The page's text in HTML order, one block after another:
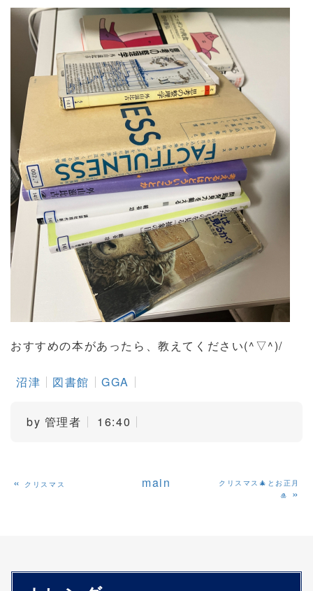
おすすめの本があったら、教えてください(^▽^)/
沼津 図書館 GGA
by 管理者 16:40
« クリスマス main
クリスマス🎄とお正月
🎍
»